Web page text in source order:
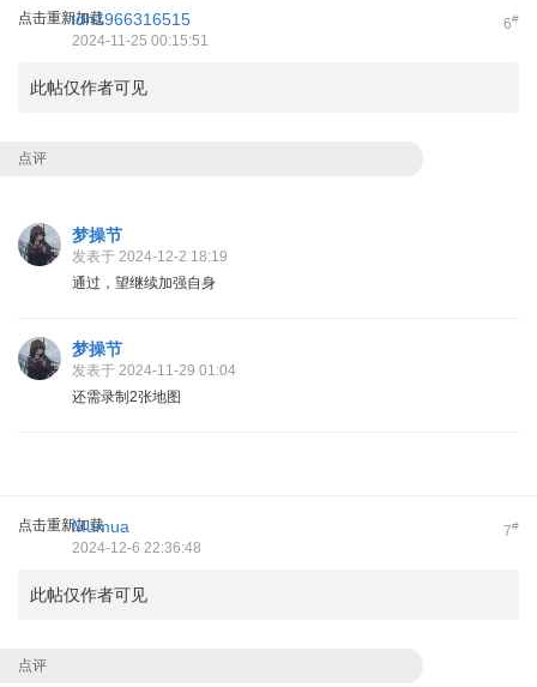
点击重新加载 6#
ldh1966316515
2024-11-25 00:15:51
此帖仅作者可见
点评
梦操节
发表于 2024-12-2 18:19
通过，望继续加强自身
梦操节
发表于 2024-11-29 01:04
还需录制2张地图
点击重新加载 7#
Mumua
2024-12-6 22:36:48
此帖仅作者可见
点评